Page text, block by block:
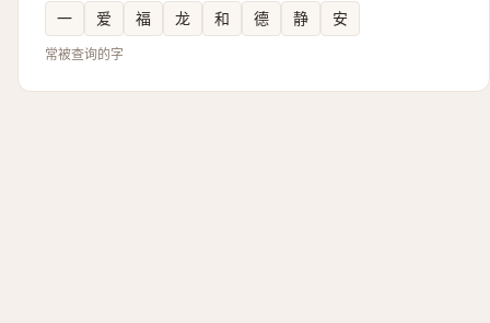
一 爱 福 龙 和 德 静 安
常被查询的字